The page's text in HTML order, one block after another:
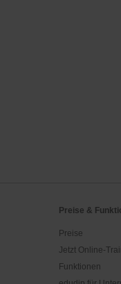
Preise &
Preise
Jetzt Online-
Funktionen